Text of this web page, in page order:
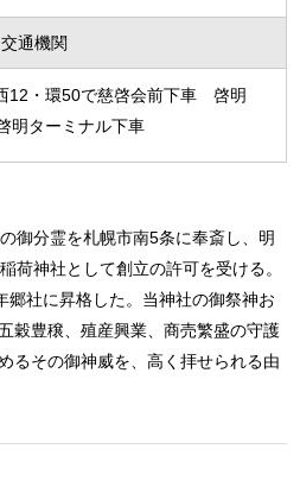
交通機関
12・環50で慈啓会前下車 啓明
明ターミナル下車
御分霊を札幌市南5条に奉斎し、明
荷神社として創立の許可を受ける。
郷社に昇格した。当神社の御祭神お
穀豊穣、殖産興業、商売繁盛の守護
るその御神威を、高く拝せられる由